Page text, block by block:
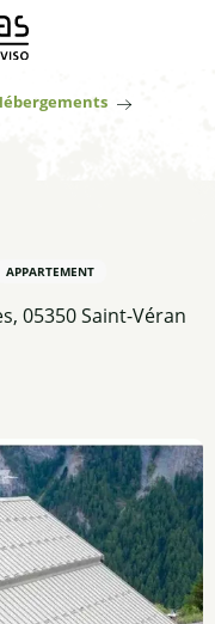
APPARTEMENT
05350 Saint-Véran